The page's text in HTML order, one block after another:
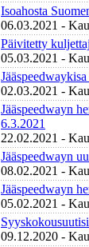
Isoahosta
06.03.2021 -
Päivitetty
05.03.2021 -
02.03.2021 -
Jääspeedwayn
6.3.2021
22.02.2021 -
Jääspeedwayn
08.02.2021 -
Jääspeedwayn
05.02.2021 -
09.12.2020 -